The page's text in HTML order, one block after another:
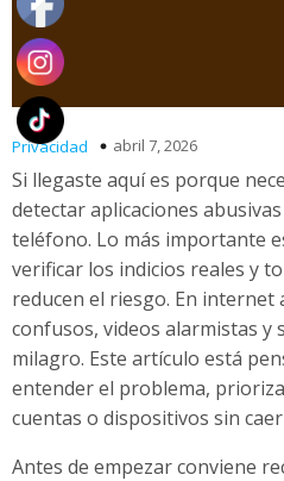
Privacidad abril 7, 2026
Si llegaste aquí es porque
detectar aplicaciones
teléfono. Lo más importante
verificar los indicios reales y
reducen el riesgo. En internet
confusos, videos alarmistas y
milagro. Este artículo está
entender el problema,
cuentas o dispositivos sin
Antes de empezar conviene